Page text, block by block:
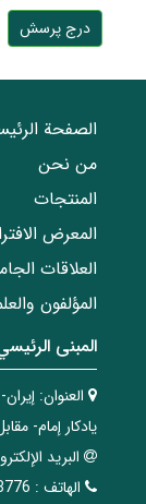
درج پرسش
الصفحة
من نحن
المنتجات
المعرض
العلاقات
المؤلفون
المبنی
العنوان:
يادكار إمام-
البريد
الهاتف :